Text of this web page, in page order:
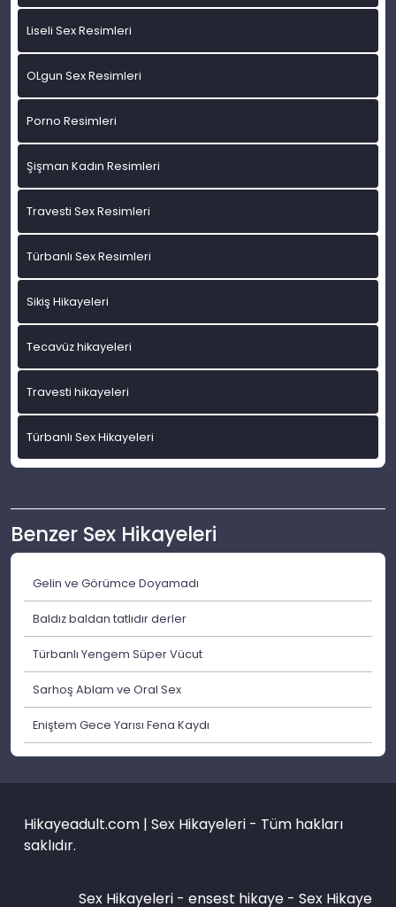
Liseli Sex Resimleri
OLgun Sex Resimleri
Porno Resimleri
Şişman Kadın Resimleri
Travesti Sex Resimleri
Türbanlı Sex Resimleri
Sikiş Hikayeleri
Tecavüz hikayeleri
Travesti hikayeleri
Türbanlı Sex Hikayeleri
Benzer Sex Hikayeleri
Gelin ve Görümce Doyamadı
Baldız baldan tatlıdır derler
Türbanlı Yengem Süper Vücut
Sarhoş Ablam ve Oral Sex
Eniştem Gece Yarısı Fena Kaydı
Hikayeadult.com | Sex Hikayeleri - Tüm hakları
saklıdır.
Sex Hikayeleri - ensest hikaye - Sex Hikaye